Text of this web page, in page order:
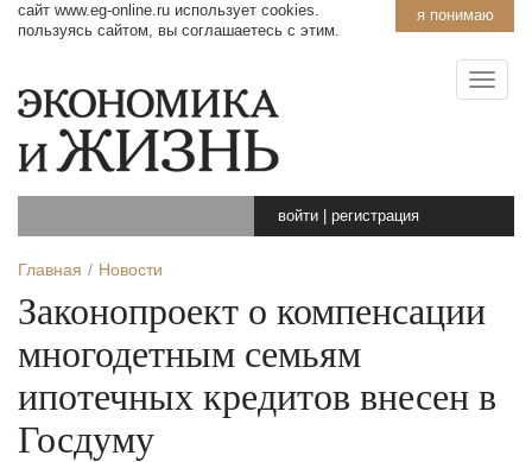
я понимаю
сайт www.eg-online.ru использует cookies.
пользуясь сайтом, вы соглашаетесь с этим.
войти регистрация
Главная Новости
Законопроект о компенсации
многодетным семьям
ипотечных кредитов внесен в
Госдуму